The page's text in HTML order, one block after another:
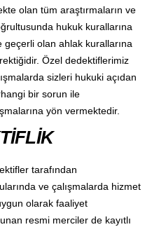
olan tüm araştırmaların ve
hukuk kurallarına
olan ahlak kurallarına
Özel dedektiflerimiz
sizleri hukuki açıdan
bir sorun ile
yön vermektedir.
tarafından
ve çalışmalarda hizmet
olarak faaliyet
resmi merciler de kayıtlı